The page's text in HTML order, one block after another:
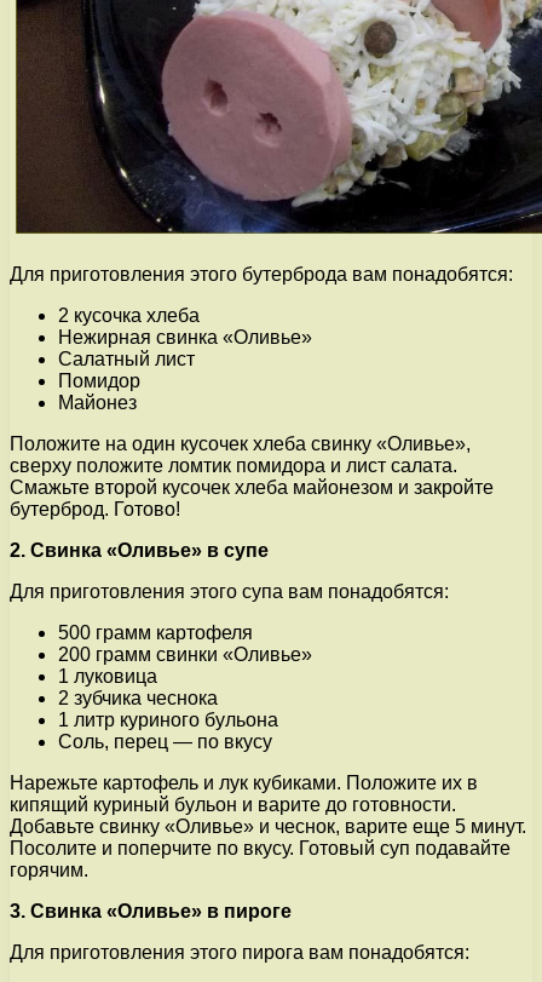
Для приготовления этого бутерброда вам понадобятся:
2 кусочка хлеба
Нежирная свинка «Оливье»
Салатный лист
Помидор
Майонез
Положите на один кусочек хлеба свинку «Оливье»,
сверху положите ломтик помидора и лист салата.
Смажьте второй кусочек хлеба майонезом и закройте
бутерброд. Готово!
2. Свинка «Оливье» в супе
Для приготовления этого супа вам понадобятся:
500 грамм картофеля
200 грамм свинки «Оливье»
1 луковица
2 зубчика чеснока
1 литр куриного бульона
Соль, перец — по вкусу
Нарежьте картофель и лук кубиками. Положите их в
кипящий куриный бульон и варите до готовности.
Добавьте свинку «Оливье» и чеснок, варите еще 5 минут.
Посолите и поперчите по вкусу. Готовый суп подавайте
горячим.
3. Свинка «Оливье» в пироге
Для приготовления этого пирога вам понадобятся: